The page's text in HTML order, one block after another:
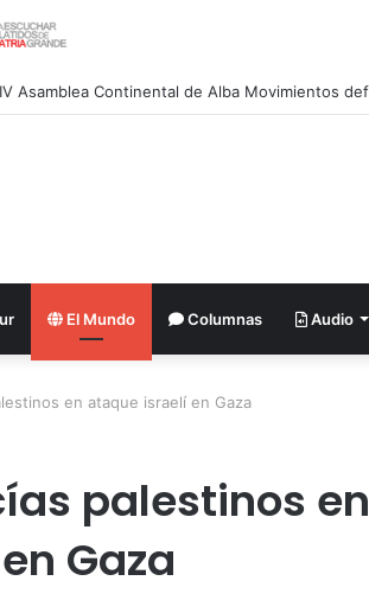
El Mundo Columnas Audio
en ataque israelí en Gaza
palestinos en
Gaza